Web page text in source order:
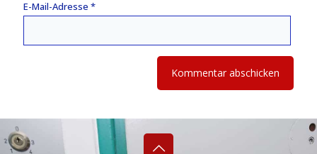
E-Mail-Adresse *